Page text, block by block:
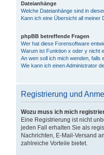
Dateianhänge
Welche Dateianhänge sind in
Kann ich eine Übersicht all meiner
phpBB betreffende Fragen
Wer hat diese Forensoftware
Warum ist Funktion x oder y nicht
An wen soll ich mich wenden, falls
Wie kann ich einen Administrator
Registrierung und
Wozu muss ich mich
Eine Registrierung ist nicht
jeden Fall erhalten Sie als
Nachrichten, E-Mail-Versand
zahlreiche Vorteile bietet.